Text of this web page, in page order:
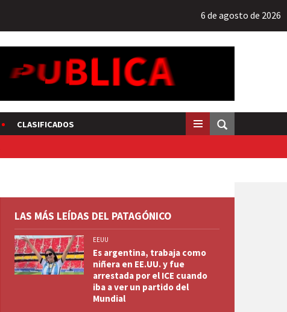
6 de agosto de 2026
CLASIFICADOS
LAS MÁS LEÍDAS DEL PATAGÓNICO
EEUU
Es argentina, trabaja como
niñera en EE.UU. y fue
arrestada por el ICE cuando
iba a ver un partido del
Mundial